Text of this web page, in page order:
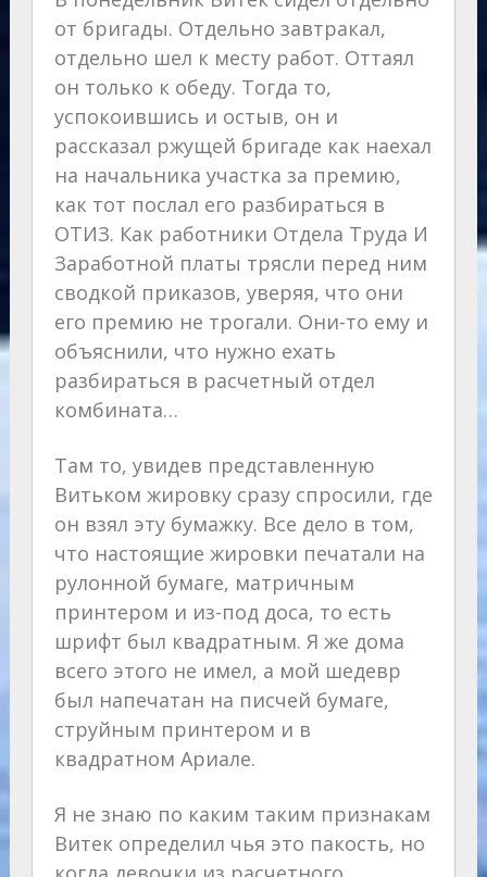
от бригады. Отдельно завтракал,
отдельно шел к месту работ. Оттаял
он только к обеду. Тогда то,
успокоившись и остыв, он и
рассказал ржущей бригаде как наехал
на начальника участка за премию,
как тот послал его разбираться в
ОТИЗ. Как работники Отдела Труда И
Заработной платы трясли перед ним
сводкой приказов, уверяя, что они
его премию не трогали. Они-то ему и
объяснили, что нужно ехать
разбираться в расчетный отдел
комбината…
Там то, увидев представленную
Витьком жировку сразу спросили, где
он взял эту бумажку. Все дело в том,
что настоящие жировки печатали на
рулонной бумаге, матричным
принтером и из-под доса, то есть
шрифт был квадратным. Я же дома
всего этого не имел, а мой шедевр
был напечатан на писчей бумаге,
струйным принтером и в
квадратном Ариале.
Я не знаю по каким таким признакам
Витек определил чья это пакость, но